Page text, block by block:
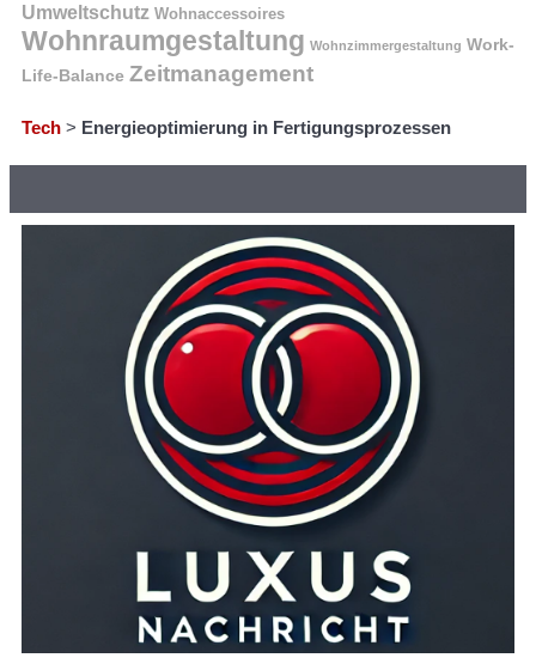
Umweltschutz Wohnaccessoires
Wohnraumgestaltung Wohnzimmergestaltung Work-
Life-Balance Zeitmanagement
Tech > Energieoptimierung in Fertigungsprozessen